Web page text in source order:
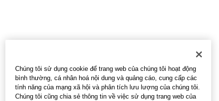
Chúng tôi sử dụng cookie để trang web của chúng tôi hoạt động
bình thường, cá nhân hoá nội dung và quảng cáo, cung cấp các
tính năng của mạng xã hội và phân tích lưu lượng của chúng tôi.
Chúng tôi cũng chia sẻ thông tin về việc sử dụng trang web của